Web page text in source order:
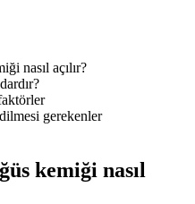
nasıl açılır?
gerekenler
kemiği nasıl